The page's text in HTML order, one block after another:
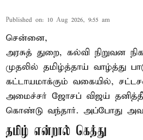
Published on: 10 Aug 2026, 9:55 am
சென்னை,
அரசுத் துறை, கல்வி நிறுவன
முதலில் தமிழ்த்தாய் வாழ்த்து
கட்டாயமாக்கும் வகையில்,
அமைச்சர் ஜோசப் விஜய்
கொண்டு வந்தார். அப்போது அவர்
தமிழ் என்றால் கெத்து